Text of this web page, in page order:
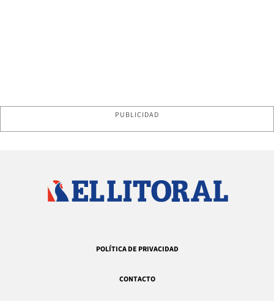
PUBLICIDAD
POLÍTICA DE PRIVACIDAD
CONTACTO